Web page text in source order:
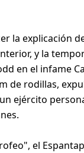
la explicación
y la
en el infame
de rodillas,
ejército
el